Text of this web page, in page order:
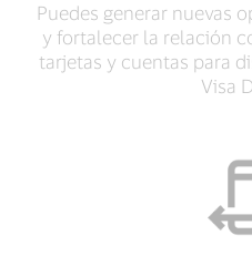
Puedes generar nuevas
y fortalecer la relación
tarjetas y cuentas para
Visa